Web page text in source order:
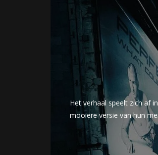
Het verhaal speelt zich af
mooiere versie van hun